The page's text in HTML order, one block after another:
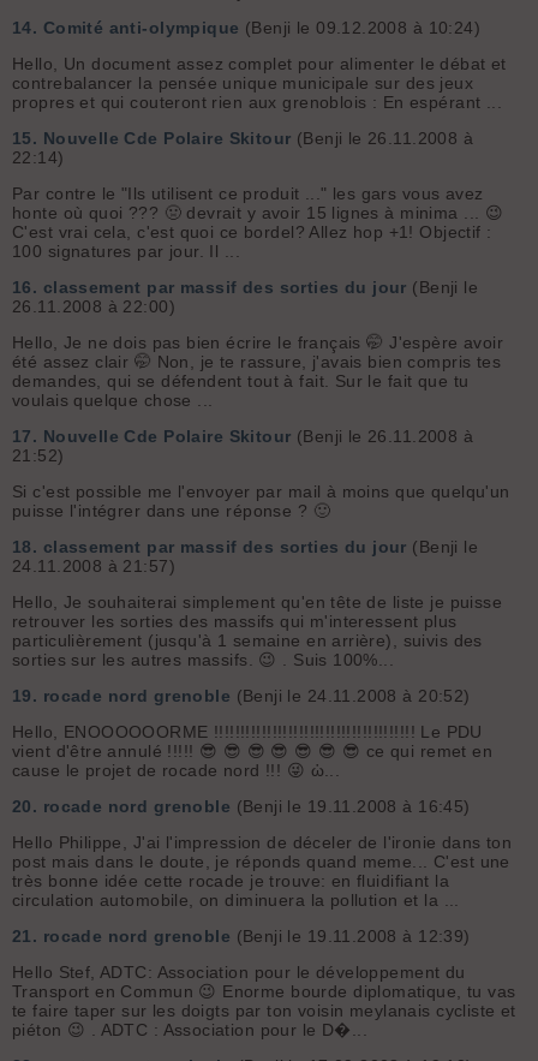
14. Comité anti-olympique (Benji le 09.12.2008 à 10:24)
Hello, Un document assez complet pour alimenter le débat et
contrebalancer la pensée unique municipale sur des jeux
propres et qui couteront rien aux grenoblois : En espérant ...
15. Nouvelle Cde Polaire Skitour (Benji le 26.11.2008 à
22:14)
Par contre le "Ils utilisent ce produit ..." les gars vous avez
honte où quoi ??? 🤢 devrait y avoir 15 lignes à minima ... 😉
C'est vrai cela, c'est quoi ce bordel? Allez hop +1! Objectif :
100 signatures par jour. Il ...
16. classement par massif des sorties du jour (Benji le
26.11.2008 à 22:00)
Hello, Je ne dois pas bien écrire le français 🤭 J'espère avoir
été assez clair 🤭 Non, je te rassure, j'avais bien compris tes
demandes, qui se défendent tout à fait. Sur le fait que tu
voulais quelque chose ...
17. Nouvelle Cde Polaire Skitour (Benji le 26.11.2008 à
21:52)
Si c'est possible me l'envoyer par mail à moins que quelqu'un
puisse l'intégrer dans une réponse ? 🙂
18. classement par massif des sorties du jour (Benji le
24.11.2008 à 21:57)
Hello, Je souhaiterai simplement qu'en tête de liste je puisse
retrouver les sorties des massifs qui m'interessent plus
particulièrement (jusqu'à 1 semaine en arrière), suivis des
sorties sur les autres massifs. 😉 . Suis 100%...
19. rocade nord grenoble (Benji le 24.11.2008 à 20:52)
Hello, ENOOOOOORME !!!!!!!!!!!!!!!!!!!!!!!!!!!!!!!!!!!!!! Le PDU
vient d'être annulé !!!!! 😎 😎 😎 😎 😎 😎 😎 ce qui remet en
cause le projet de rocade nord !!! 😜 ὡ...
20. rocade nord grenoble (Benji le 19.11.2008 à 16:45)
Hello Philippe, J'ai l'impression de déceler de l'ironie dans ton
post mais dans le doute, je réponds quand meme... C'est une
très bonne idée cette rocade je trouve: en fluidifiant la
circulation automobile, on diminuera la pollution et la ...
21. rocade nord grenoble (Benji le 19.11.2008 à 12:39)
Hello Stef, ADTC: Association pour le développement du
Transport en Commun 😉 Enorme bourde diplomatique, tu vas
te faire taper sur les doigts par ton voisin meylanais cycliste et
piéton 😉 . ADTC : Association pour le D�...